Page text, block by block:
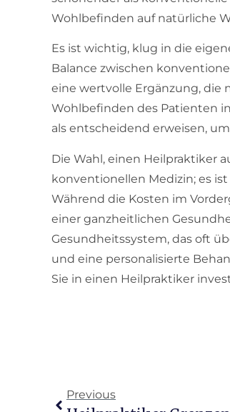
Wohlbefinden auf natürliche
Es ist wichtig, klug in die
Balance zwischen
eine wertvolle Ergänzung, die
Wohlbefinden des Patienten
als entscheidend erweisen,
Die Wahl, einen Heilpraktiker
konventionellen Medizin; es
Während die Kosten im
einer ganzheitlichen
Gesundheitssystem, das oft
und eine personalisierte
Sie in einen Heilpraktiker
Previous